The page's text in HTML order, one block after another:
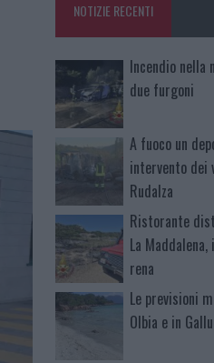
NOTIZIE RECENTI
Incendio nella
due furgoni
A fuoco un
intervento dei
Rudalza
Ristorante
La
rena
Le previsioni
Olbia e in